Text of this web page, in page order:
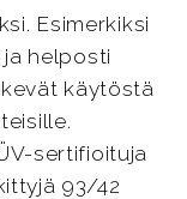
Esimerkiksi
helposti
käytöstä
sertifioituja
93/42